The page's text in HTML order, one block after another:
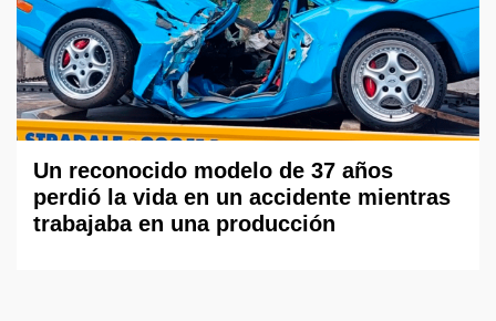
Un reconocido modelo de 37 años
perdió la vida en un accidente mientras
trabajaba en una producción